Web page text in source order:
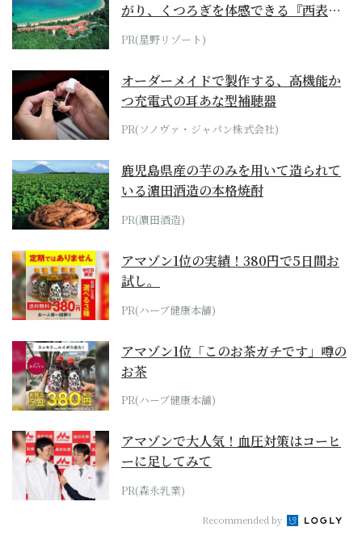
がり、くつろぎを体感できる『西表島
ホテル by...
PR(星野リゾート)
オーダーメイドで製作する、高機能か
つ充電式の耳あな型補聴器
PR(ソノヴァ・ジャパン株式会社)
鹿児島県産の芋のみを用いて造られて
いる濵田酒造の本格焼酎
PR(濵田酒造)
アマゾン1位の実績！380円で5日間お
試し。
PR(ハーブ健康本舗)
アマゾン1位「このお茶ガチです」噂の
お茶
PR(ハーブ健康本舗)
アマゾンで大人気！血圧対策はコーヒ
ーに足してみて
PR(森永乳業)
Recommended by